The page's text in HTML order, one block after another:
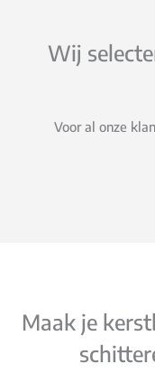
Wij
Voor al onze
Maak je